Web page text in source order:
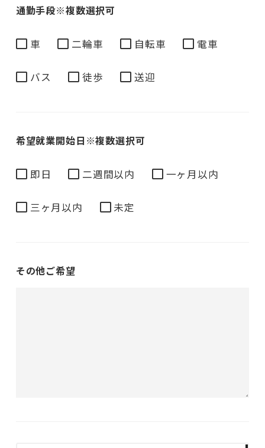
通勤手段※複数選択可
車 二輪車 自転車 電車
バス 徒歩 送迎
希望就業開始日 ※複数選択可
即日 二週間以内 一ヶ月以内
三ヶ月以内 未定
その他ご希望